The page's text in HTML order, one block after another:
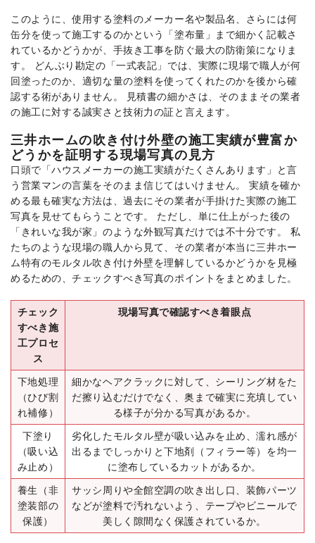
このように、使用する塗料のメーカー名や製品名、さらには何
缶分を使って施工するのかという「塗布量」まで細かく記載さ
れているかどうかが、手抜き工事を防ぐ最大の防衛策になりま
す。 どんぶり勘定の「一式表記」では、実際に現場で職人が何
回塗ったのか、適切な量の塗料を使ってくれたのかを後から確
認する術がありません。 見積書の細かさは、そのままその業者
の施工に対する誠実さと技術力の証と言えます。
三井ホームの吹き付け外壁の施工実績が豊富か
どうかを証明する現場写真の見方
口頭で「ハウスメーカーの施工実績がたくさんあります」と言
う営業マンの言葉をそのまま信じてはいけません。 実績を確か
める最も確実な方法は、過去にその業者が手掛けた実際の施工
写真を見せてもらうことです。 ただし、単に仕上がった後の
「きれいな我が家」のような外観写真だけでは不十分です。 私
たちのような現場の職人から見て、その業者が本当に三井ホー
ム特有のモルタル吹き付け外壁を理解しているかどうかを見極
めるための、チェックすべき写真のポイントをまとめました。
チェック
すべき施
工プロセ
ス
現場写真で確認すべき着眼点
下地処理
（ひび割
れ補修）
細かなヘアクラックに対して、シーリング材をた
だ擦り込むだけでなく、奥まで確実に充填してい
る様子が分かる写真があるか。
下塗り
（吸い込
み止め）
劣化したモルタル壁が吸い込みを止め、濡れ感が
出るまでしっかりと下地剤（フィラー等）を均一
に塗布しているカットがあるか。
養生（非
塗装部の
保護）
サッシ周りや全館空調の吹き出し口、装飾パーツ
などが塗料で汚れないよう、テープやビニールで
美しく隙間なく保護されているか。